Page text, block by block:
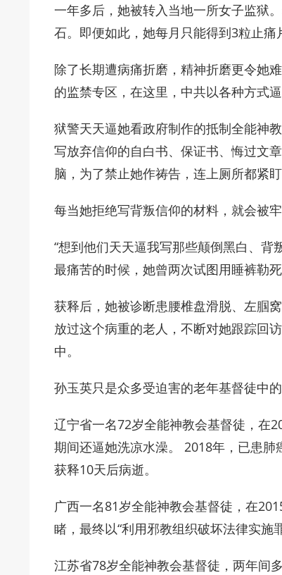
一年多后，她被转入当地一所女子监狱
石。即便如此，她每月只能得到3粒止痛
除了长期遭病痛折磨，精神折磨更令她
的监禁专区，在这里，中共以各种方式逼
狱警天天逼她看政府制作的抵制全能神
写放弃信仰的自白书、保证书、悔过文
脑，为了禁止她作祷告，连上厕所都紧盯
每当她拒绝写背叛信仰的材料，就会被
“想到他们天天逼我写那些颠倒黑白、
最痛苦的时候，她曾两次试图用睡裤勒
获释后，她被诊断患腰椎盘滑脱、左腘
放过这个病重的老人，不断对她跟踪回
中。
孙玉英只是众多受迫害的老年基督徒中的
辽宁省一名72岁全能神教会基督徒，在
期间还逼她洗凉水澡。 2018年，已患肺
获释10天后病逝。
广西一名81岁全能神教会基督徒，在
睹，最终以“利用邪教组织破坏法律实施
江苏省78岁全能神教会基督徒，两年间